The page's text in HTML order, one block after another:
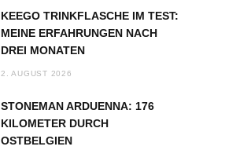
KEEGO TRINKFLASCHE IM TEST:
MEINE ERFAHRUNGEN NACH
DREI MONATEN
2. AUGUST 2026
STONEMAN ARDUENNA: 176
KILOMETER DURCH
OSTBELGIEN